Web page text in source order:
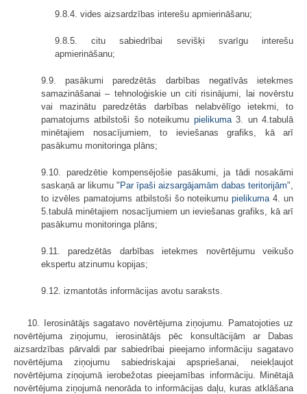
9.8.4. vides aizsardzības interešu apmierināšanu;
9.8.5. citu sabiedrībai sevišķi svarīgu interešu
apmierināšanu;
9.9. pasākumi paredzētās darbības negatīvās ietekmes
samazināšanai – tehnoloģiskie un citi risinājumi, lai novērstu
vai mazinātu paredzētās darbības nelabvēlīgo ietekmi, to
pamatojums atbilstoši šo noteikumu pielikuma3. un 4.tabulā
minētajiem nosacījumiem, to ieviešanas grafiks, kā arī
pasākumu monitoringa plāns;
9.10. paredzētie kompensējošie pasākumi, ja tādi nosakāmi
saskaņā ar likumu "Par īpaši aizsargājamām dabas teritorijām",
to izvēles pamatojums atbilstoši šo noteikumupielikuma 4. un
5.tabulā minētajiem nosacījumiem un ieviešanas grafiks, kā arī
pasākumu monitoringa plāns;
9.11. paredzētās darbības ietekmes novērtējumu veikušo
ekspertu atzinumu kopijas;
9.12. izmantotās informācijas avotu saraksts.
10. Ierosinātājs sagatavo novērtējuma ziņojumu. Pamatojoties uz
novērtējuma ziņojumu, ierosinātājs pēc konsultācijām ar Dabas
aizsardzības pārvaldi par sabiedrībai pieejamo informāciju sagatavo
novērtējuma ziņojumu sabiedriskajai apspriešanai, neiekļaujot
novērtējuma ziņojumā ierobežotas pieejamības informāciju. Minētajā
novērtējuma ziņojumā nenorāda to informācijas daļu, kuras atklāšana